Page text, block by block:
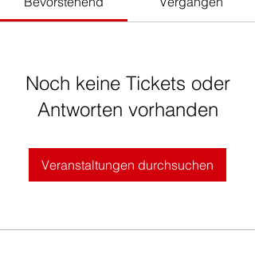
Noch keine Tickets oder
Antworten vorhanden
Veranstaltungen durchsuchen